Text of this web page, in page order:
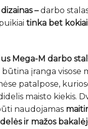
–darbo
tinka bet
Mega-M darbo
būtina įranga visose
patalpose,
maisto kiekis.
naudojamas
ir mažos